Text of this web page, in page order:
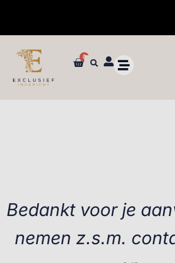
✓ Dé specialist in zijden bloemen en planten
0
Bedankt voor je
nemen z.s.m.